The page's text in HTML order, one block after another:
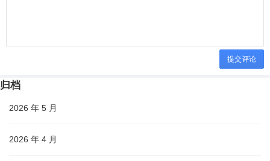
提交评论
归档
2026 年 5 月
2026 年 4 月